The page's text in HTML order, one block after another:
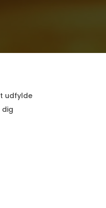
udfylde
dig